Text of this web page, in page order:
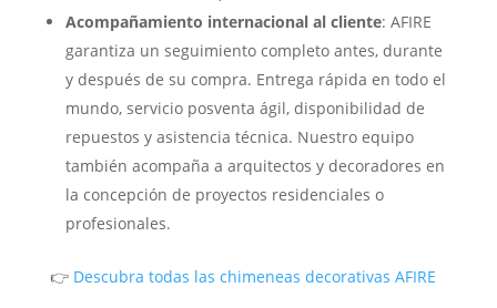
Acompañamiento internacional al cliente: AFIRE
garantiza un seguimiento completo antes, durante
y después de su compra. Entrega rápida en todo el
mundo, servicio posventa ágil, disponibilidad de
repuestos y asistencia técnica. Nuestro equipo
también acompaña a arquitectos y decoradores en
la concepción de proyectos residenciales o
profesionales.
👉 Descubra todas las chimeneas decorativas AFIRE